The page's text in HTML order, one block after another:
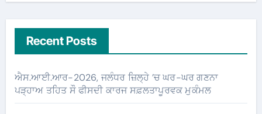
Recent Posts
ਐਸ.ਆਈ.ਆਰ-2026, ਜਲੰਧਰ ਜ਼ਿਲ੍ਹੇ ’ਚ ਘਰ-ਘਰ ਗਣਨਾ
ਪੜ੍ਹਾਅ ਤਹਿਤ ਸੌ ਫੀਸਦੀ ਕਾਰਜ ਸਫ਼ਲਤਾਪੂਰਵਕ ਮੁਕੰਮਲ